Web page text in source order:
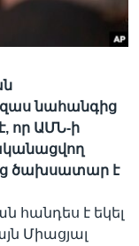
նահանգից
որ ԱՄՆ-ի
ծախսատար է
է եկել
Միացյալ